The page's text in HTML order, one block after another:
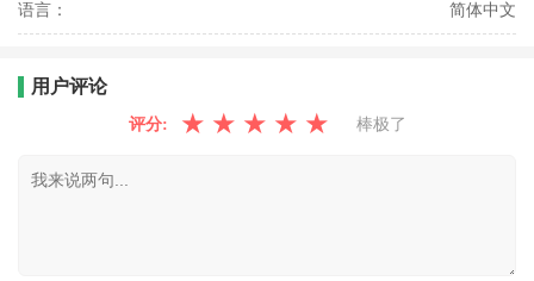
语言： 简体中文
用户评论
评分: ★ ★ ★ ★ ★ 棒极了